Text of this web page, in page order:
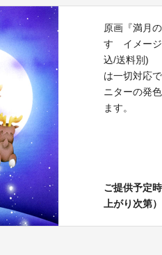
原画『満月
す イメー
込/送料別)
は一切対応
ニターの発
ます。
ご提供予定
上がり次第）